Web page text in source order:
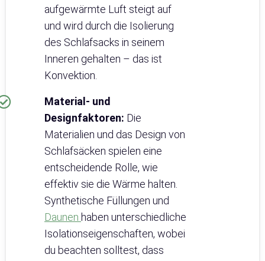
aufgewärmte Luft steigt auf
und wird durch die Isolierung
des Schlafsacks in seinem
Inneren gehalten – das ist
Konvektion.
Material- und
Designfaktoren: Die
Materialien und das Design von
Schlafsäcken spielen eine
entscheidende Rolle, wie
effektiv sie die Wärme halten.
Synthetische Füllungen und
Daunen haben unterschiedliche
Isolationseigenschaften, wobei
du beachten solltest, dass